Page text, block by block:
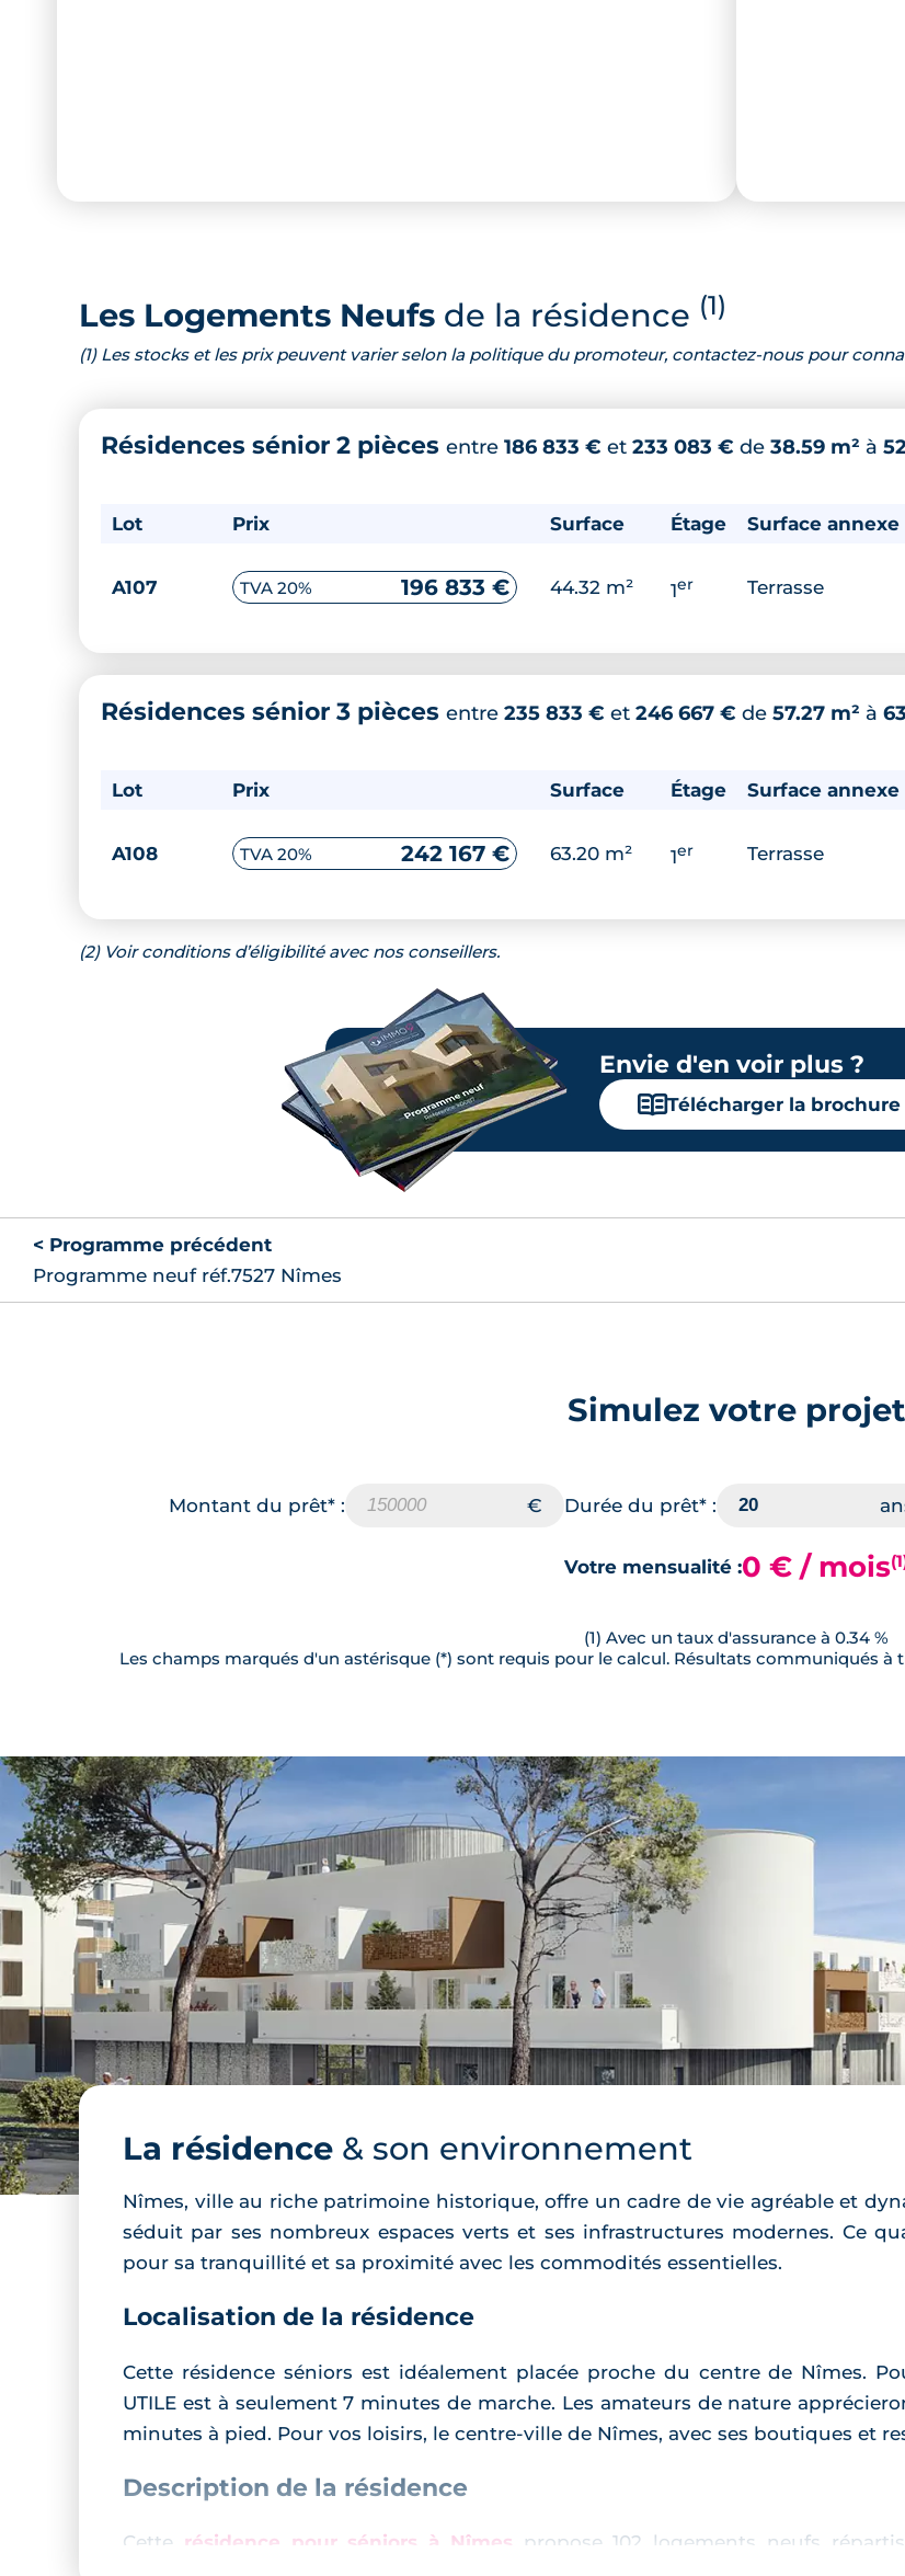
Les Logements Neufs de la résidence (1)
(1) Les stocks et les prix peuvent varier selon la politique du promoteur, contactez-nous pour
Résidences sénior 2 pièces entre 186 833 € et 233 083 € de 38.59 m² à
Lot Prix Surface Étage Surface annexe
A107 TVA 20% 196 833 € 44.32 m² 1er Terrasse
Résidences sénior 3 pièces entre 235 833 € et 246 667 € de 57.27 m² à
Lot Prix Surface Étage Surface annexe
A108 TVA 20% 242 167 € 63.20 m² 1er Terrasse
(2) Voir conditions d’éligibilité avec nos conseillers.
Envie d'en voir plus ?
📖Télécharger la
< Programme précédent
Programme neuf réf.7527 Nîmes
Simulez votre projet
Montant du prêt* : Durée du prêt* :
Votre mensualité :0 € / mois
(1) Avec un taux d'assurance à 0.34 %
Les champs marqués d'un astérisque (*) sont requis pour le calcul. Résultats communiqués à
La résidence & son environnement
Nîmes, ville au riche patrimoine historique, offre un cadre de vie agréable et
séduit par ses nombreux espaces verts et ses infrastructures modernes. Ce
pour sa tranquillité et sa proximité avec les commodités essentielles.
Localisation de la résidence
Cette résidence séniors est idéalement placée proche du centre de Nîmes.
UTILE est à seulement 7 minutes de marche. Les amateurs de nature
minutes à pied. Pour vos loisirs, le centre-ville de Nîmes, avec ses boutiques et
Description de la résidence
Cette résidence pour séniors à Nîmes propose 102 logements neufs